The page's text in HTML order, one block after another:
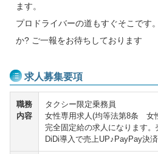
ます。
プロドライバーの道もすぐそこです
か? ご一報をお待ちしております
求人募集要項
職務
内容
タクシー限定乗務員
女性専用求人(均等法第8条 女
完全固定給の求人になります
DiDi導入で売上UP♪PayPay決